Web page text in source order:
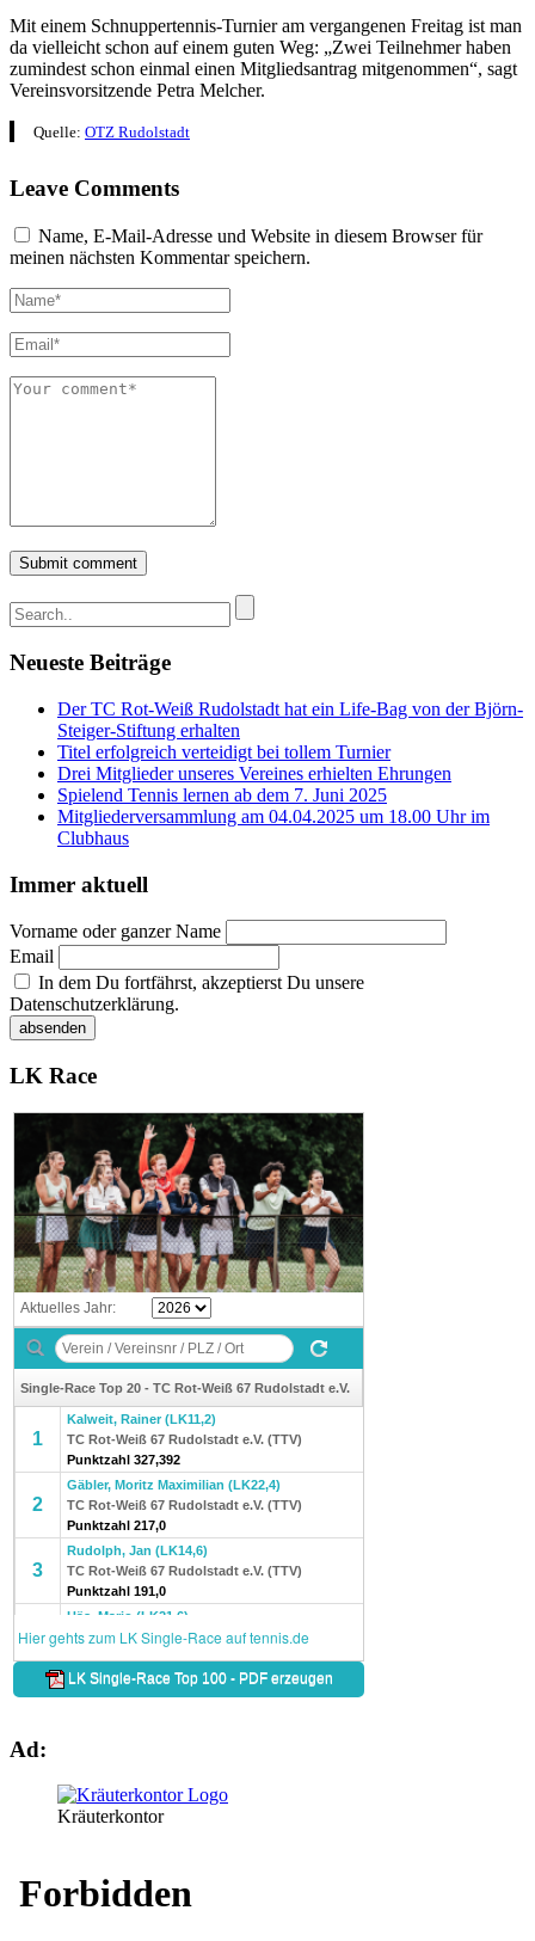
Mit einem Schnuppertennis-Turnier am vergangenen Freitag ist man
da vielleicht schon auf einem guten Weg: „Zwei Teilnehmer haben
zumindest schon einmal einen Mitgliedsantrag mitgenommen“, sagt
Vereinsvorsitzende Petra Melcher.
Quelle: OTZ Rudolstadt
Leave Comments
Name, E-Mail-Adresse und Website in diesem Browser für
meinen nächsten Kommentar speichern.
Neueste Beiträge
Der TC Rot-Weiß Rudolstadt hat ein Life-Bag von der Björn-
Steiger-Stiftung erhalten
Titel erfolgreich verteidigt bei tollem Turnier
Drei Mitglieder unseres Vereines erhielten Ehrungen
Spielend Tennis lernen ab dem 7. Juni 2025
Mitgliederversammlung am 04.04.2025 um 18.00 Uhr im
Clubhaus
Immer aktuell
Vorname oder ganzer Name
Email
In dem Du fortfährst, akzeptierst Du unsere
Datenschutzerklärung.
LK Race
Ad:
Kräuterkontor